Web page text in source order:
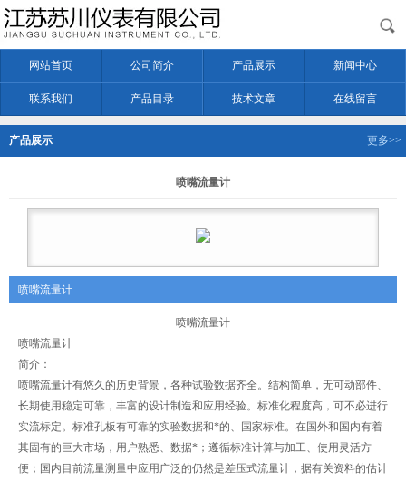
网站首页 公司简介 产品展示 新闻中心
联系我们 产品目录 技术文章 在线留言
产品展示 更多>>
喷嘴流量计
喷嘴流量计
喷嘴流量计
喷嘴流量计
简介：
喷嘴流量计有悠久的历史背景，各种试验数据齐全。结构简单，无可动部件、
长期使用稳定可靠，丰富的设计制造和应用经验。标准化程度高，可不必进行
实流标定。标准孔板有可靠的实验数据和*的、国家标准。在国外和国内有着
其固有的巨大市场，用户熟悉、数据*；遵循标准计算与加工、使用灵活方
便；国内目前流量测量中应用广泛的仍然是差压式流量计，据有关资料的估计